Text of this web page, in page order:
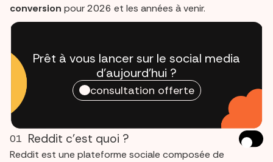
conversion pour 2026 et les années à venir.
Prêt à vous lancer sur le social media
d'aujourd'hui ?
consultation offerte
01 Reddit c’est quoi ?
Reddit est une plateforme sociale composée de